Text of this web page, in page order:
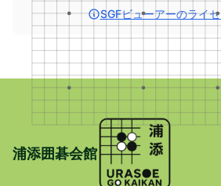
SGFビューアーのライ
浦添囲碁会館